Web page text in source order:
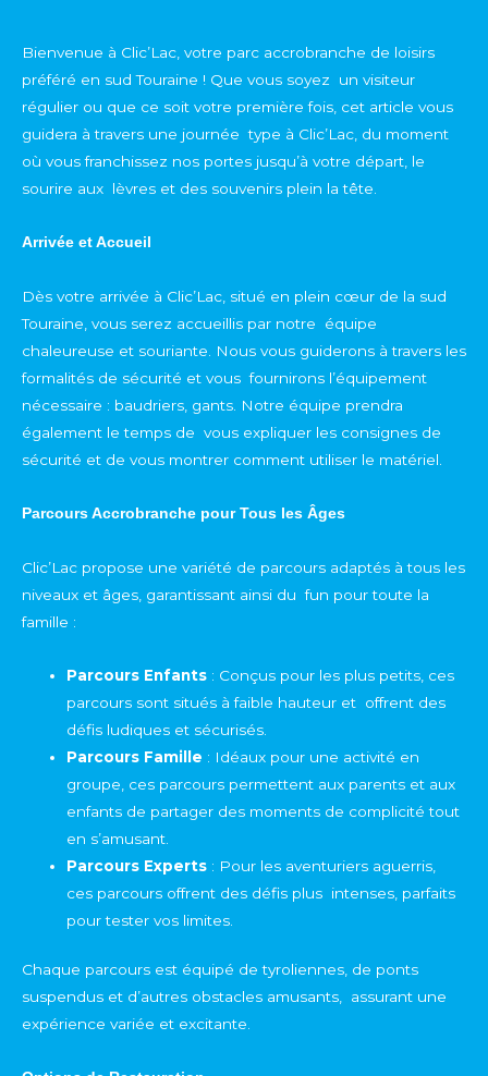
Bienvenue à Clic’Lac, votre parc accrobranche de loisirs
préféré en sud Touraine ! Que vous soyez un visiteur
régulier ou que ce soit votre première fois, cet article vous
guidera à travers une journée type à Clic’Lac, du moment
où vous franchissez nos portes jusqu’à votre départ, le
sourire aux lèvres et des souvenirs plein la tête.
Arrivée et Accueil
Dès votre arrivée à Clic’Lac, situé en plein cœur de la sud
Touraine, vous serez accueillis par notre équipe
chaleureuse et souriante. Nous vous guiderons à travers les
formalités de sécurité et vous fournirons l’équipement
nécessaire : baudriers, gants. Notre équipe prendra
également le temps de vous expliquer les consignes de
sécurité et de vous montrer comment utiliser le matériel.
Parcours Accrobranche pour Tous les Âges
Clic’Lac propose une variété de parcours adaptés à tous les
niveaux et âges, garantissant ainsi du fun pour toute la
famille :
Parcours Enfants : Conçus pour les plus petits, ces
parcours sont situés à faible hauteur et offrent des
défis ludiques et sécurisés.
Parcours Famille : Idéaux pour une activité en
groupe, ces parcours permettent aux parents et aux
enfants de partager des moments de complicité tout
en s’amusant.
Parcours Experts : Pour les aventuriers aguerris,
ces parcours offrent des défis plus intenses, parfaits
pour tester vos limites.
Chaque parcours est équipé de tyroliennes, de ponts
suspendus et d’autres obstacles amusants, assurant une
expérience variée et excitante.